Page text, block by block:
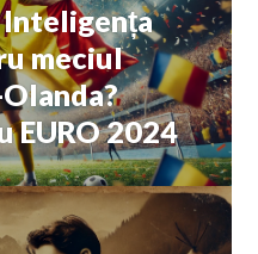
Inteligența
meciul
EURO 2024